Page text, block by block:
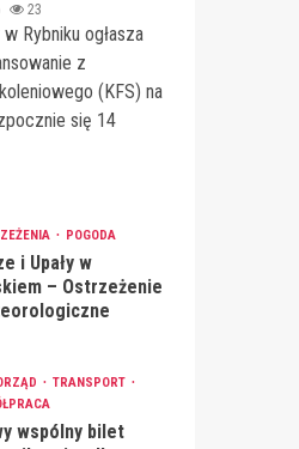
23
Rybniku ogłasza
z
(KFS) na
się 14
POGODA
i Upały w
– Ostrzeżenie
TRANSPORT
wspólny bilet